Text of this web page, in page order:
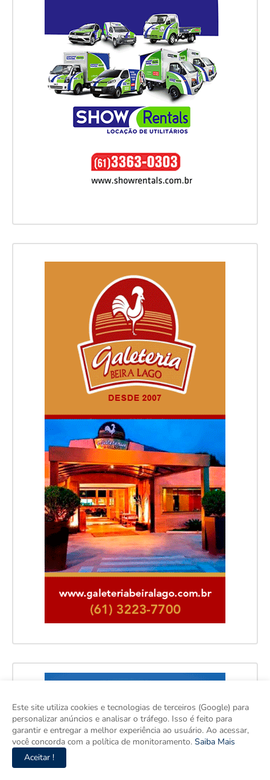
Este site utiliza cookies e tecnologias de terceiros (Google) para
personalizar anúncios e analisar o tráfego. Isso é feito para
garantir e entregar a melhor experiência ao usuário. Ao acessar,
você concorda com a política de monitoramento. Saiba Mais
Aceitar !